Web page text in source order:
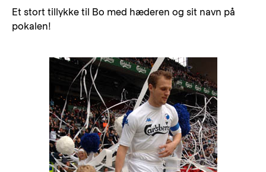
Et stort tillykke til Bo med hæderen og sit navn på
pokalen!